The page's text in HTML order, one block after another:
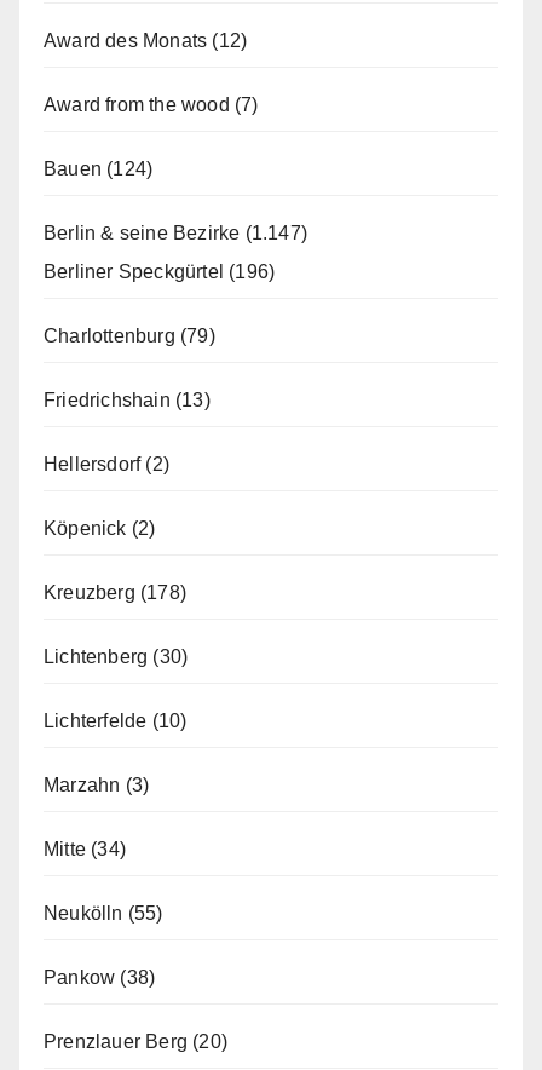
Award des Monats (12)
Award from the wood (7)
Bauen (124)
Berlin & seine Bezirke (1.147)
Berliner Speckgürtel (196)
Charlottenburg (79)
Friedrichshain (13)
Hellersdorf(2)
Köpenick (2)
Kreuzberg (178)
Lichtenberg (30)
Lichterfelde (10)
Marzahn (3)
Mitte (34)
Neukölln (55)
Pankow (38)
Prenzlauer Berg (20)